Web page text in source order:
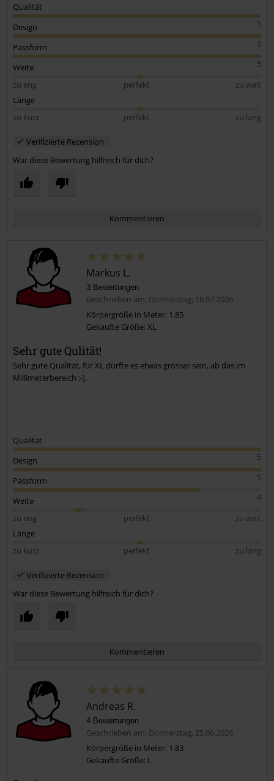
Qualität
5
Design
5
Passform
5
Weite
zu eng
perfekt
zu weit
Länge
zu kurz
perfekt zu lang
Verifizierte Rezension
War diese Bewertung hilfreich für dich?
Kommentieren
Kommentar jetzt abschicken!
Markus L.
3 Bewertungen
Geschrieben am: Donnerstag, 16.07.2026
Körpergröße in Meter: 1.85
Gekaufte Größe: XL
Sehr gute Qulität!
Sehr gute Qualität, für XL dürfte es etwas grösser sein, ab das im
Millimeterbereich ;-).
Qualität
5
Design
5
Passform
4
Weite
zu eng
perfekt
zu weit
Länge
zu kurz
perfekt zu lang
Verifizierte Rezension
War diese Bewertung hilfreich für dich?
Kommentieren
Kommentar jetzt abschicken!
Andreas R.
4 Bewertungen
Geschrieben am: Donnerstag, 25.06.2026
Körpergröße in Meter: 1.83
Gekaufte Größe: L